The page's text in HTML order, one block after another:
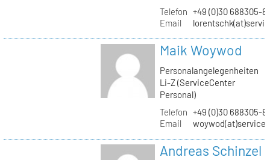
Telefon +49 (0)30 688305-
Email
Maik Woywod
Personalangelegenheiten
Li-Z (ServiceCenter
Personal)
Telefon +49 (0)30 688305-
Email
Andreas Schinzel